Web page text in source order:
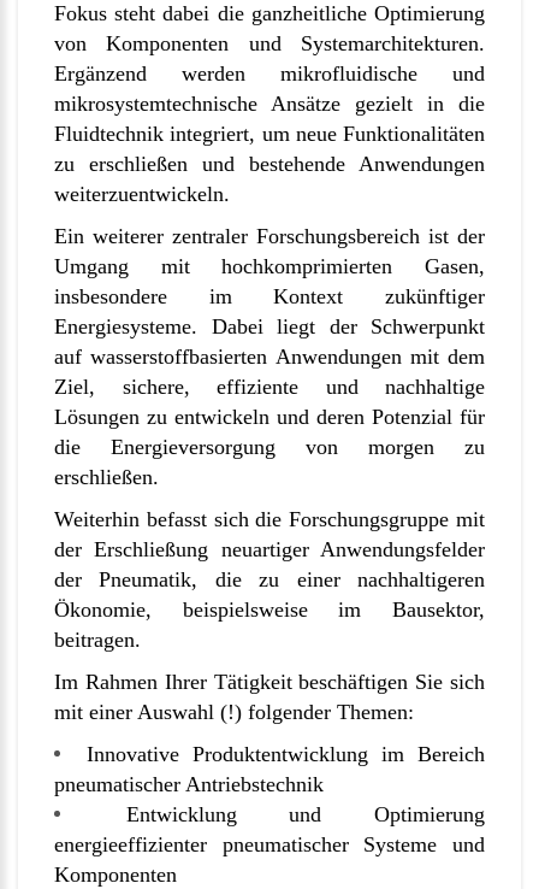
Fokus steht dabei die ganzheitliche Optimierung
von Komponenten und Systemarchitekturen.
Ergänzend werden mikrofluidische und
mikrosystemtechnische Ansätze gezielt in die
Fluidtechnik integriert, um neue Funktionalitäten
zu erschließen und bestehende Anwendungen
weiterzuentwickeln.
Ein weiterer zentraler Forschungsbereich ist der
Umgang mit hochkomprimierten Gasen,
insbesondere im Kontext zukünftiger
Energiesysteme. Dabei liegt der Schwerpunkt
auf wasserstoffbasierten Anwendungen mit dem
Ziel, sichere, effiziente und nachhaltige
Lösungen zu entwickeln und deren Potenzial für
die Energieversorgung von morgen zu
erschließen.
Weiterhin befasst sich die Forschungsgruppe mit
der Erschließung neuartiger Anwendungsfelder
der Pneumatik, die zu einer nachhaltigeren
Ökonomie, beispielsweise im Bausektor,
beitragen.
Im Rahmen Ihrer Tätigkeit beschäftigen Sie sich
mit einer Auswahl (!) folgender Themen:
Innovative Produktentwicklung im Bereich
pneumatischer Antriebstechnik
Entwicklung und Optimierung
energieeffizienter pneumatischer Systeme und
Komponenten